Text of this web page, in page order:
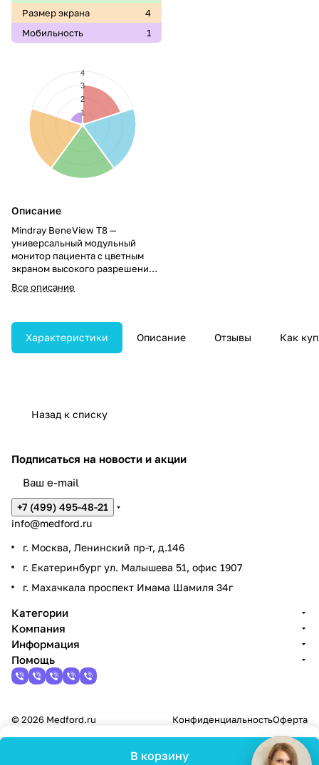
Размер экрана
4
Мобильность
1
4
3
2
1
Описание
Mindray BeneView T8 —
универсальный модульный
монитор пациента с цветным
экраном высокого разрешения,
предназначенный для
расширенного мониторинга и
показателей. Обеспечивает
гибкую обработку данных и
доступ к продвинутым функциям
Все описание
Характеристики Описание Отзывы Как
Назад к списку
В корзину
Подписаться на новости и акции
+7 (499) 495-48-21
info@medford.ru
г. Москва, Ленинский пр-т, д.146
г. Екатеринбург ул. Малышева 51, офис 1907
г. Махачкала проспект Имама Шамиля 34г
Категории
Компания
Информация
Помощь
© 2026 Medford.ru КонфиденциальностьОферта